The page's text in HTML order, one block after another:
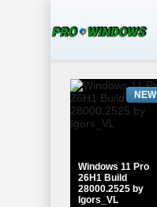
Windows 11 Pro
26H1 Build
28000.2525 by
Igors_VL
NEW